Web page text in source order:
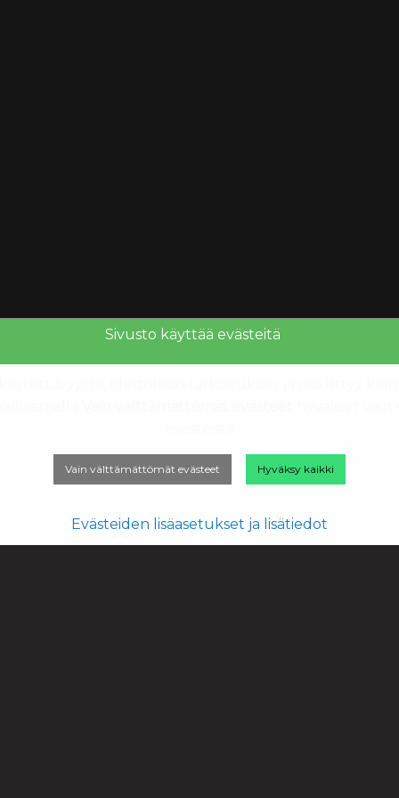
Sivusto käyttää evästeitä
Vain välttämättömät evästeet Hyväksy kaikki
Evästeiden lisäasetukset ja lisätiedot